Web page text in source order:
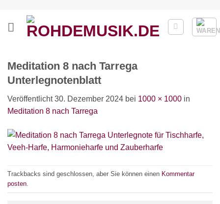
springen
Meditation 8 nach Tarrega
Unterlegnotenblatt
Veröffentlicht30. Dezember 2024 bei 1000 × 1000 in
Meditation 8 nach Tarrega
Trackbacks sind geschlossen, aber Sie können einen Kommentar
posten